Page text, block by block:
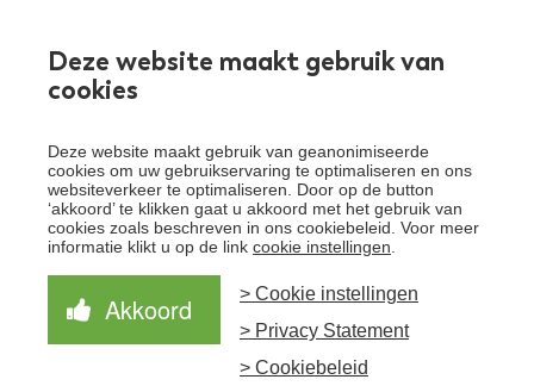
Deze website maakt gebruik van
cookies
Deze website maakt gebruik van geanonimiseerde
cookies om uw gebruikservaring te optimaliseren en ons
websiteverkeer te optimaliseren. Door op de button
‘akkoord’ te klikken gaat u akkoord met het gebruik van
cookies zoals beschreven in ons cookiebeleid. Voor meer
informatie klikt u op de link cookie instellingen
Akkoord
> Cookie instellingen
> Privacy Statement
> Cookiebeleid
Over Santeon
Waardegedreven zorg
aanpak
Samen Beter
Nieuws
Schrijf je in voor de nieuwsbrief
Schrijf je in voor onze nieuwsbrief en ontvang het
laatste nieuws!
Aanmelden nieuwsbrief